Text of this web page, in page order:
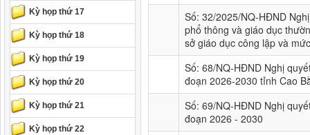
Số: 32/2025/NQ-HĐND
phổ thông và giáo dục
sở giáo dục công lập và
Số: 68/NQ-HĐND Nghị
đoạn 2026-2030 tỉnh Cao
Số: 69/NQ-HĐND Nghị
đoạn 2026 - 2030
Kỳ họp thứ 17
Kỳ họp thứ 18
Kỳ họp thứ 19
Kỳ họp thứ 20
Kỳ họp thứ 21
Kỳ họp thứ 22